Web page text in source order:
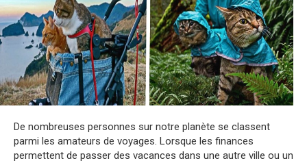
De nombreuses personnes sur notre planète se classent
parmi les amateurs de voyages. Lorsque les finances
permettent de passer des vacances dans une autre ville ou un